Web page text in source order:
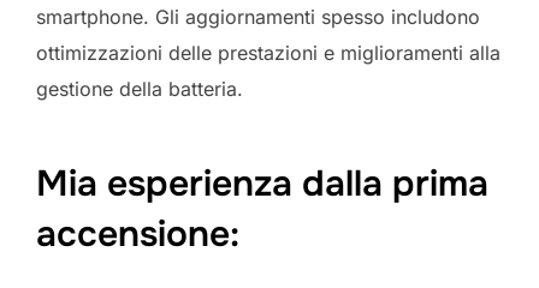
smartphone. Gli aggiornamenti spesso includono
ottimizzazioni delle prestazioni e miglioramenti alla
gestione della batteria.
Mia esperienza dalla prima
accensione: